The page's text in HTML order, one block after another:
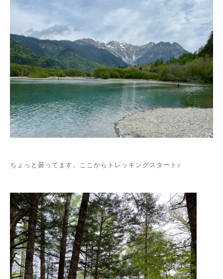
ちょっと曇ってます。ここからトレッキングスタート♪